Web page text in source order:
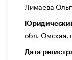
Лимаева
обл. Омская,
Дата